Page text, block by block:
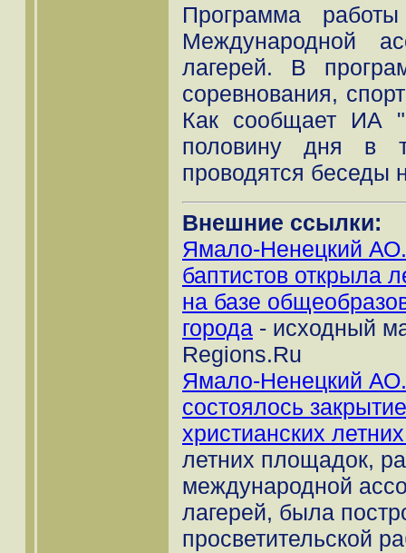
Программа
Международной
лагерей. В
соревнования,
Как сообщает ИА
половину дня в
проводятся беседы
Внешние ссылки:
Ямало-Ненецкий АО.
баптистов открыла
на базе
города - исходный
Regions.Ru
Ямало-Ненецкий
состоялось
христианских
летних площадок,
международной
лагерей, была
просветительской